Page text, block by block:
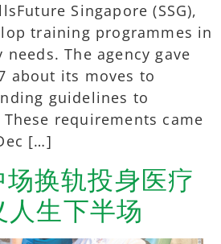
Singapore (SSG),
training programmes in
The agency gave
about its moves to
guidelines to
requirements came
[…]
换轨投身医疗
生下半场